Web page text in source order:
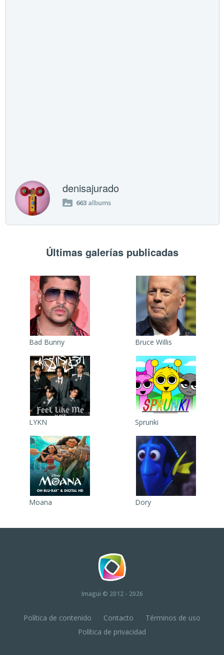
denisajurado
663 albums
Últimas galerías publicadas
Bad Bunny Bruce Willis
LYKN Sprunki
Moana Dory
Imagui © 2012 - 2026
Política de contenido Contacto
Términos de uso
Política de privacidad